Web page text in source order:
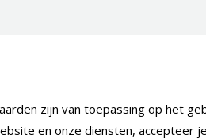
zijn van toepassing op het
en onze diensten, accepteer